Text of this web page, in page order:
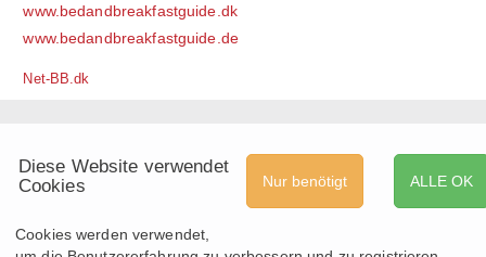
www.bedandbreakfastguide.dk
www.bedandbreakfastguide.de
Net-BB.dk
ALLE OK
Nur benötigt
Diese Website verwendet
Cookies
Cookies werden verwendet,